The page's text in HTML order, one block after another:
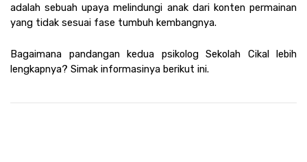
adalah sebuah upaya melindungi anak dari konten permainan
yang tidak sesuai fase tumbuh kembangnya.
Bagaimana pandangan kedua psikolog Sekolah Cikal lebih
lengkapnya? Simak informasinya berikut ini.